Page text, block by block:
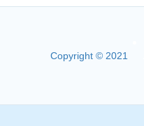
Copyright © 2021